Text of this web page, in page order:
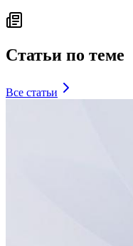
Статьи по теме
Все статьи